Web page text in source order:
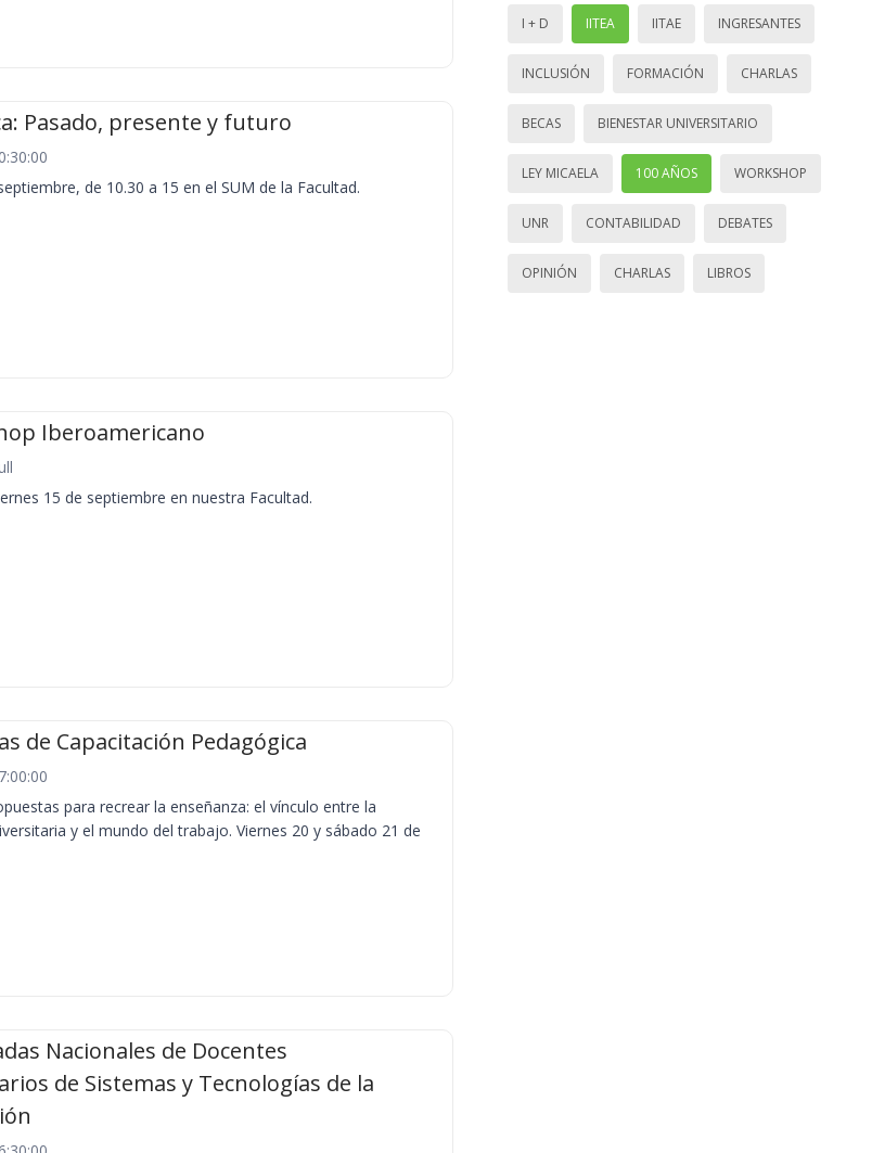
Pasado, presente y futuro
de 10.30 a 15 en el SUM de la Facultad.
Iberoamericano
15 de septiembre en nuestra Facultad.
de Capacitación Pedagógica
para recrear la enseñanza: el vínculo entre la
y el mundo del trabajo. Viernes 20 y sábado 21 de
Nacionales de Docentes
de Sistemas y Tecnologías de la
I + D IITEA IITAE INGRESANTES
INCLUSIÓN FORMACIÓN CHARLAS
BECAS BIENESTAR UNIVERSITARIO
LEY MICAELA 100 AÑOS WORKSHOP
UNR CONTABILIDAD DEBATES
OPINIÓN CHARLAS LIBROS